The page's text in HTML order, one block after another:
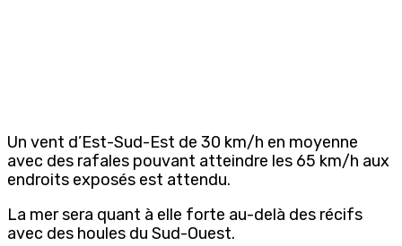
Un vent d’Est-Sud-Est de 30 km/h en moyenne
avec des rafales pouvant atteindre les 65 km/h aux
endroits exposés est attendu.
La mer sera quant à elle forte au-delà des récifs
avec des houles du Sud-Ouest.